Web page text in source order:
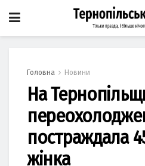
Головна Новини
На
постраждала
жінка